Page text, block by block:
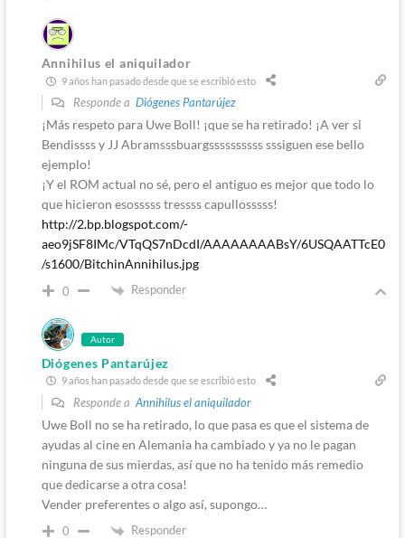
Annihilus el aniquilador
9 años han pasado desde que se escribió esto
Responde a Diógenes Pantarújez
¡Más respeto para Uwe Boll! ¡que se ha retirado! ¡A ver si
Bendissss y JJ Abramsssbuargssssssssss sssiguen ese bello
ejemplo!
¡Y el ROM actual no sé, pero el antiguo es mejor que todo lo
que hicieron esosssss tressss capullosssss!
http://2.bp.blogspot.com/-
aeo9jSF8IMc/VTqQS7nDcdI/AAAAAAAABsY/6USQAATTcE0
/s1600/BitchinAnnihilus.jpg
0 Responder
Autor
Diógenes Pantarújez
9 años han pasado desde que se escribió esto
Responde a Annihilus el aniquilador
Uwe Boll no se ha retirado, lo que pasa es que el sistema de
ayudas al cine en Alemania ha cambiado y ya no le pagan
ninguna de sus mierdas, así que no ha tenido más remedio
que dedicarse a otra cosa!
Vender preferentes o algo así, supongo…
0 Responder